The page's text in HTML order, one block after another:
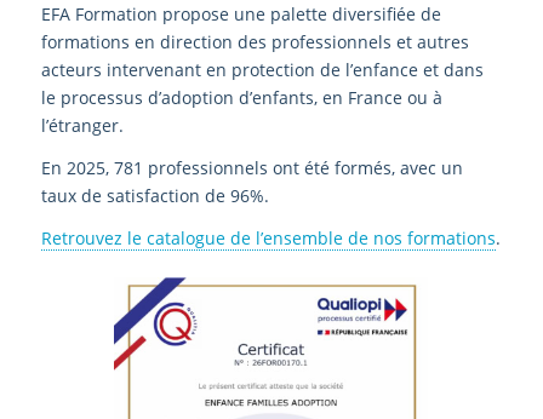
EFA Formation propose une palette diversifiée de
formations en direction des professionnels et autres
acteurs intervenant en protection de l’enfance et dans
le processus d’adoption d’enfants, en France ou à
l’étranger.
En 2025, 781 professionnels ont été formés, avec un
taux de satisfaction de 96%.
Retrouvez le catalogue de l’ensemble de nos formations.